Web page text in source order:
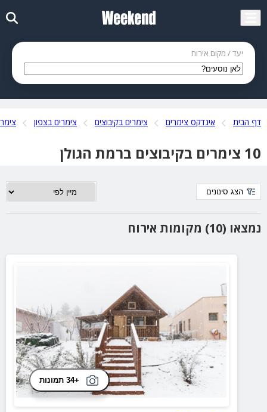
יעד / מקום אירוח
דף הבית אינדקס צימרים צימרים בקיבוצים צימרים בצפון
10 צימרים בקיבוצים ברמת הגולן
נמצאו (10) מקומות אירוח
הצג סינונים
+34 תמונות